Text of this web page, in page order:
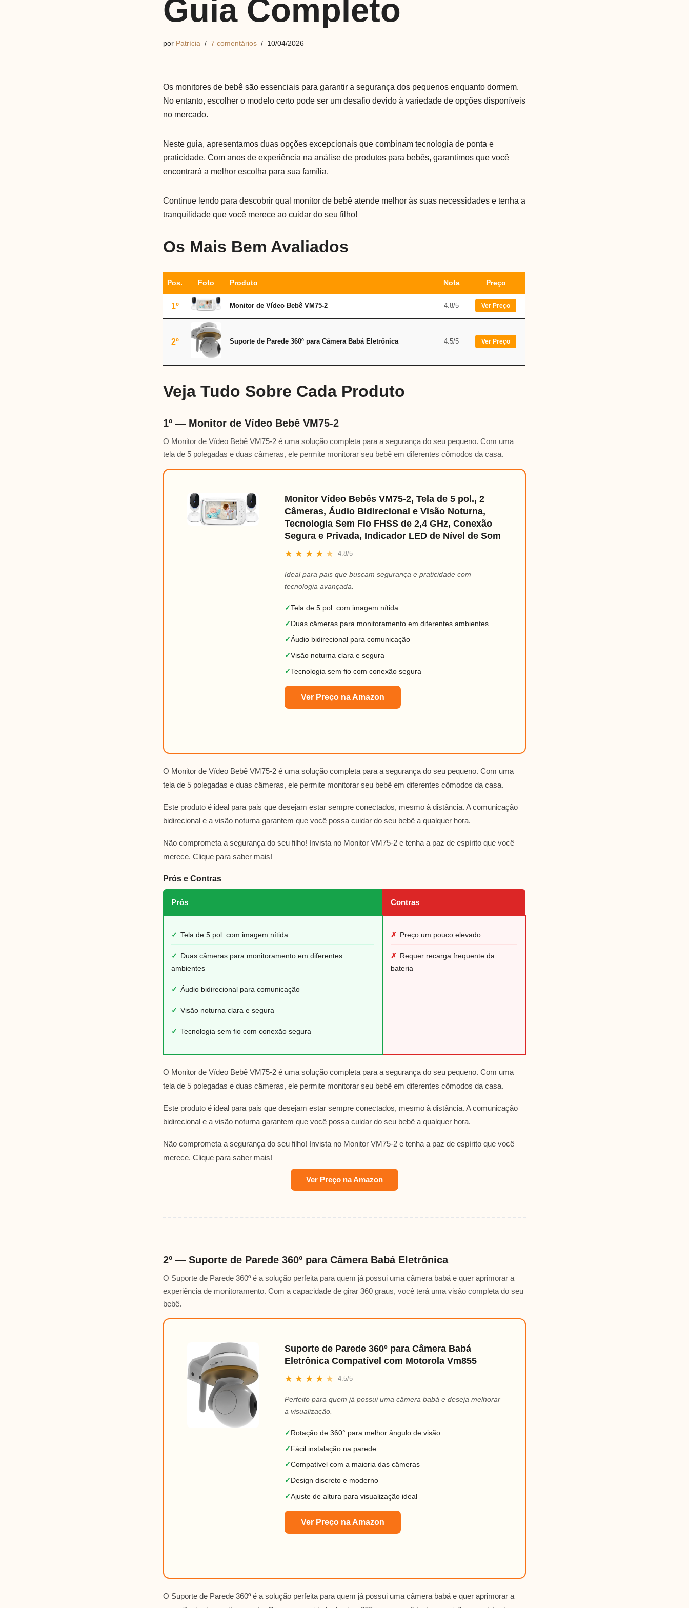
Guia Completo
por Patrícia 7 comentários 10/04/2026
Os monitores de bebê são essenciais para garantir a segurança dos pequenos enquanto dormem.
No entanto, escolher o modelo certo pode ser um desafio devido à variedade de opções disponíveis
no mercado.
Neste guia, apresentamos duas opções excepcionais que combinam tecnologia de ponta e
praticidade. Com anos de experiência na análise de produtos para bebês, garantimos que você
encontrará a melhor escolha para sua família.
Continue lendo para descobrir qual monitor de bebê atende melhor às suas necessidades e tenha a
tranquilidade que você merece ao cuidar do seu filho!
Os Mais Bem Avaliados
Pos. Foto Produto Nota Preço
1º Monitor de Vídeo Bebê VM75-2 4.8/5 Ver Preço
2º Suporte de Parede 360º para Câmera Babá Eletrônica 4.5/5 Ver Preço
Veja Tudo Sobre Cada Produto
1º — Monitor de Vídeo Bebê VM75-2
O Monitor de Vídeo Bebê VM75-2 é uma solução completa para a segurança do seu pequeno. Com uma
tela de 5 polegadas e duas câmeras, ele permite monitorar seu bebê em diferentes cômodos da casa.
Monitor Vídeo Bebês VM75-2, Tela de 5 pol., 2
Câmeras, Áudio Bidirecional e Visão Noturna,
Tecnologia Sem Fio FHSS de 2,4 GHz, Conexão
Segura e Privada, Indicador LED de Nível de Som
★ ★ ★ ★ ★ 4.8/5
Ideal para pais que buscam segurança e praticidade com
tecnologia avançada.
✓Tela de 5 pol. com imagem nítida
✓Duas câmeras para monitoramento em diferentes ambientes
✓Áudio bidirecional para comunicação
✓Visão noturna clara e segura
✓Tecnologia sem fio com conexão segura
Ver Preço na Amazon
O Monitor de Vídeo Bebê VM75-2 é uma solução completa para a segurança do seu pequeno. Com uma
tela de 5 polegadas e duas câmeras, ele permite monitorar seu bebê em diferentes cômodos da casa.
Este produto é ideal para pais que desejam estar sempre conectados, mesmo à distância. A comunicação
bidirecional e a visão noturna garantem que você possa cuidar do seu bebê a qualquer hora.
Não comprometa a segurança do seu filho! Invista no Monitor VM75-2 e tenha a paz de espírito que você
merece. Clique para saber mais!
Prós e Contras
Prós Contras
✓ Tela de 5 pol. com imagem nítida
✓ Duas câmeras para monitoramento em diferentes
ambientes
✓ Áudio bidirecional para comunicação
✓ Visão noturna clara e segura
✓ Tecnologia sem fio com conexão segura
✗ Preço um pouco elevado
✗ Requer recarga frequente da
bateria
O Monitor de Vídeo Bebê VM75-2 é uma solução completa para a segurança do seu pequeno. Com uma
tela de 5 polegadas e duas câmeras, ele permite monitorar seu bebê em diferentes cômodos da casa.
Este produto é ideal para pais que desejam estar sempre conectados, mesmo à distância. A comunicação
bidirecional e a visão noturna garantem que você possa cuidar do seu bebê a qualquer hora.
Não comprometa a segurança do seu filho! Invista no Monitor VM75-2 e tenha a paz de espírito que você
merece. Clique para saber mais!
Ver Preço na Amazon
2º — Suporte de Parede 360º para Câmera Babá Eletrônica
O Suporte de Parede 360º é a solução perfeita para quem já possui uma câmera babá e quer aprimorar a
experiência de monitoramento. Com a capacidade de girar 360 graus, você terá uma visão completa do seu
bebê.
Suporte de Parede 360º para Câmera Babá
Eletrônica Compatível com Motorola Vm855
★ ★ ★ ★ ★ 4.5/5
Perfeito para quem já possui uma câmera babá e deseja melhorar
a visualização.
✓Rotação de 360° para melhor ângulo de visão
✓Fácil instalação na parede
✓Compatível com a maioria das câmeras
✓Design discreto e moderno
✓Ajuste de altura para visualização ideal
Ver Preço na Amazon
O Suporte de Parede 360º é a solução perfeita para quem já possui uma câmera babá e quer aprimorar a